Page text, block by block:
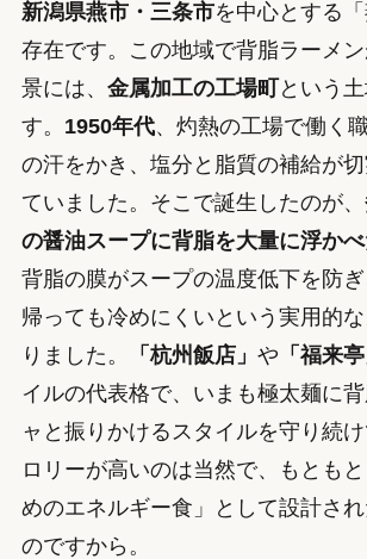
新潟県燕市・三条市を中心とする
存在です。この地域で背脂ラーメ
景には、 金属加工の工場町という
す。 1950年代、灼熱の工場で働く
の汗をかき、塩分と脂質の補給が
ていました。そこで誕生したのが、
の醤油スープに背脂を大量に浮か
背脂の膜がスープの温度低下を防
帰っても冷めにくいという実用的
りました。
「杭州飯店」 や 「福来亭
イルの代表格で、いまも極太麺に
ャと振りかけるスタイルを守り続
ロリーが高いのは当然で、もとも
めのエネルギー食」として設計さ
のですから。